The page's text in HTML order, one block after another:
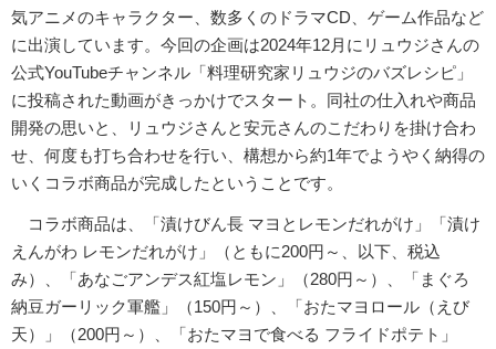
気アニメのキャラクター、数多くのドラマCD、ゲーム作品など
に出演しています。今回の企画は2024年12月にリュウジさんの
公式YouTubeチャンネル「料理研究家リュウジのバズレシピ」
に投稿された動画がきっかけでスタート。同社の仕入れや商品
開発の思いと、リュウジさんと安元さんのこだわりを掛け合わ
せ、何度も打ち合わせを行い、構想から約1年でようやく納得の
いくコラボ商品が完成したということです。
コラボ商品は、「漬けびん長 マヨとレモンだれがけ」「漬け
えんがわ レモンだれがけ」（ともに200円～、以下、税込
み）、「あなごアンデス紅塩レモン」（280円～）、「まぐろ
納豆ガーリック軍艦」（150円～）、「おたマヨロール（えび
天）」（200円～）、「おたマヨで食べる フライドポテト」